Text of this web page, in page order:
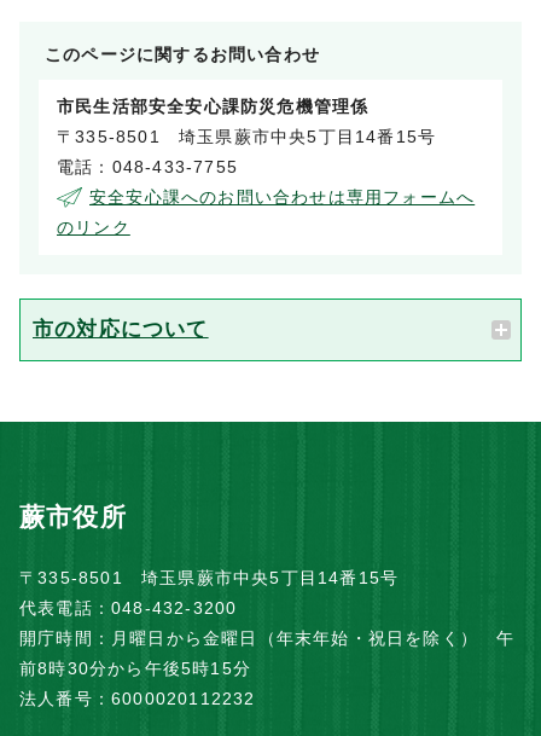
このページに関するお問い合わせ
市民生活部安全安心課防災危機管理係
〒335-8501 埼玉県蕨市中央5丁目14番15号
電話：048-433-7755
安全安心課へのお問い合わせは専用フォームへ
のリンク
市の対応について
蕨市役所
〒335-8501 埼玉県蕨市中央5丁目14番15号
代表電話：048-432-3200
開庁時間：月曜日から金曜日（年末年始・祝日を除く） 午
前8時30分から午後5時15分
法人番号：6000020112232